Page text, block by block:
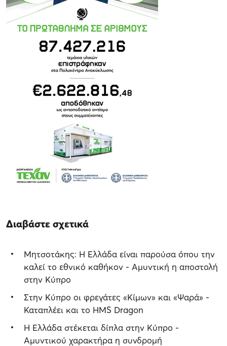
Διαβάστε σχετικά
Μητσοτάκης: Η Ελλάδα είναι παρούσα όπου την
καλεί το εθνικό καθήκον - Αμυντική η αποστολή
στην Κύπρο
Στην Κύπρο οι φρεγάτες «Κίμων» και «Ψαρά» -
Καταπλέει και το HMS Dragon
Η Ελλάδα στέκεται δίπλα στην Κύπρο -
Αμυντικού χαρακτήρα η συνδρομή